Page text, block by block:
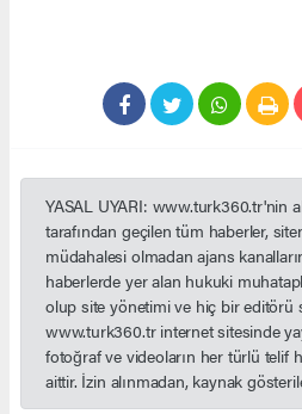
YASAL UYARI: www.turk360.tr'nin
tarafından geçilen tüm haberler,
müdahalesi olmadan ajans
haberlerde yer alan hukuki
olup site yönetimi ve hiç bir editörü
www.turk360.tr internet sitesinde
fotoğraf ve videoların her türlü telif
aittir. İzin alınmadan, kaynak